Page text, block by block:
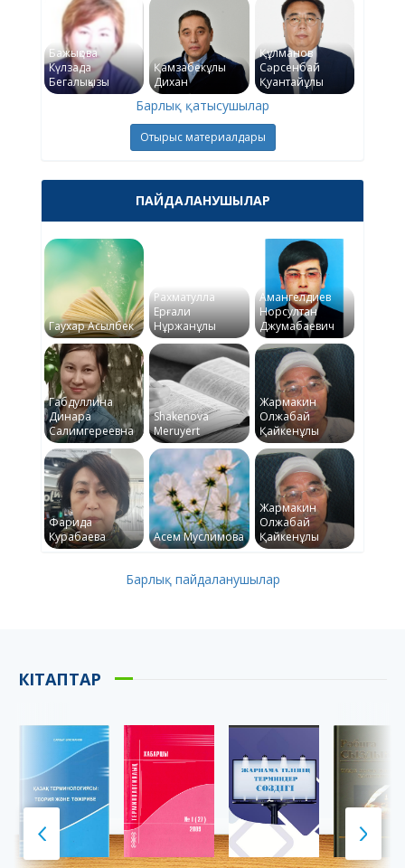
Бажықова
Күлзада
Бегалықызы
Қамзабекұлы
Дихан
Құлманов
Сәрсенбай
Қуантайұлы
Барлық қатысушылар
Отырыс материалдары
ПАЙДАЛАНУШЫЛАР
Гаухар Асылбек
Рахматулла
Ерғали
Нұржанұлы
Амангелдиев
Норсултан
Джумабаевич
Габдуллина
Динара
Салимгереевна
Shakenova
Meruyert
Жармакин
Олжабай
Қайкенұлы
Фарида
Курабаева
Асем Муслимова
Жармакин
Олжабай
Қайкенұлы
Барлық пайдаланушылар
КІТАПТАР